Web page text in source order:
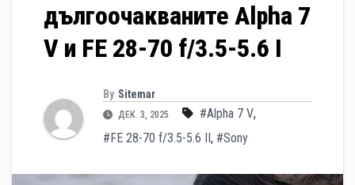
дългоочакваните Alpha 7
V и FE 28-70 f/3.5-5.6 I
By Sitemar
ДЕК. 3, 2025 #Alpha 7 V,
#FE 28-70 f/3.5-5.6 II, #Sony